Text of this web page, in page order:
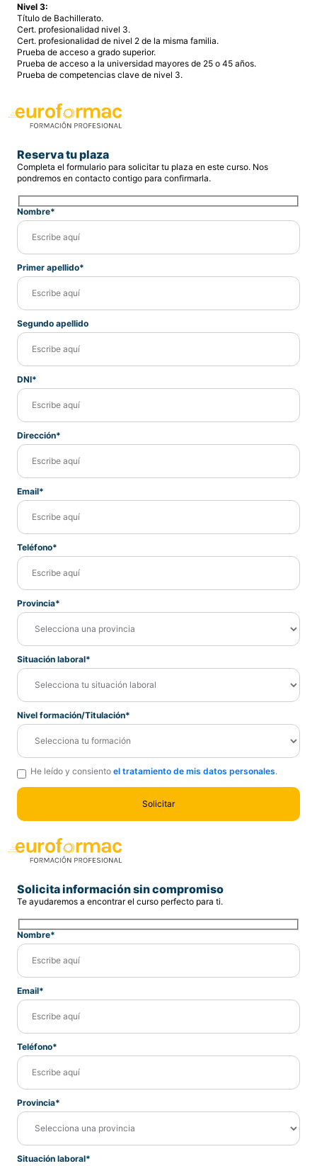
Nivel 3:
Título de Bachillerato.
Cert. profesionalidad nivel 3.
Cert. profesionalidad de nivel 2 de la misma familia.
Prueba de acceso a grado superior.
Prueba de acceso a la universidad mayores de 25 o 45 años.
Prueba de competencias clave de nivel 3.
Reserva tu plaza
Completa el formulario para solicitar tu plaza en este curso. Nos
pondremos en contacto contigo para confirmarla.
Nombre*
Primer apellido*
Segundo apellido
DNI*
Dirección*
Email*
Teléfono*
Provincia*
Situación laboral*
Nivel formación/Titulación*
He leído y consiento el tratamiento de mis datos personales.
Solicita información sin compromiso
Te ayudaremos a encontrar el curso perfecto para ti.
Nombre*
Email*
Teléfono*
Provincia*
Situación laboral*